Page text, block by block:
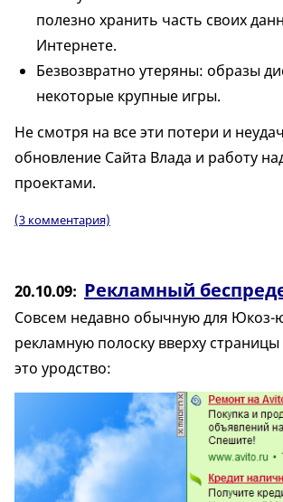
полезно хранить часть своих
Интернете.
Безвозвратно утеряны: образы
некоторые крупные игры.
Не смотря на все эти потери и
обновление Сайта Влада и работу
проектами.
(3 комментария)
20.10.09 Рекламный
Совсем недавно обычную для Юкоз-
рекламную полоску вверху
это уродство: